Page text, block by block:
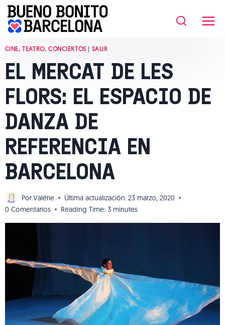
Saltar
contenido
CINE, TEATRO, CONCIERTOS | SALIR
EL MERCAT DE LES
FLORS: EL ESPACIO DE
DANZA DE
REFERENCIA EN
BARCELONA
Por Valérie Última actualización: 23 marzo, 2020
0 Comentarios
Reading Time: 3 minutes